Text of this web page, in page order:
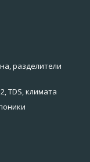
разделители
TDS, климата